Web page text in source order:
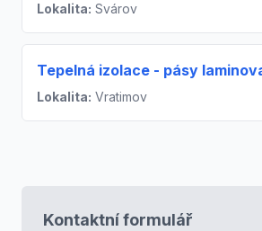
Lokalita: Svárov
Tepelná izolace - pásy
Lokalita: Vratimov
Kontaktní formulář